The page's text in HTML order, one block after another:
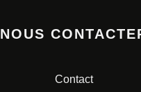
NOUS
Contact